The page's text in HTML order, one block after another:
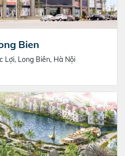
Bien
Lợi, Long Biên, Hà Nội